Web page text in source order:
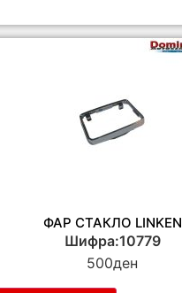
ФАР СТАКЛО LINKEN
Шифра:10779
500ден